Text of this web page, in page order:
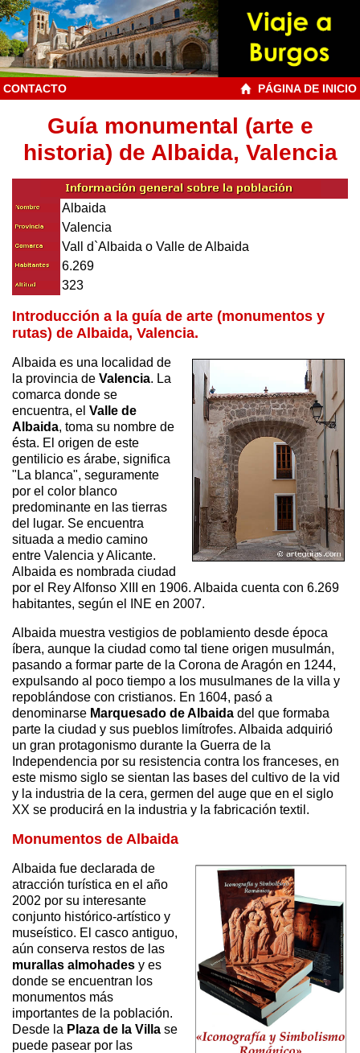
CONTACTO PÁGINA DE INICIO
Guía monumental (arte e
historia) de Albaida, Valencia
Albaida
Valencia
Vall d`Albaida o Valle de Albaida
6.269
323
Introducción a la guía de arte (monumentos y
rutas) de Albaida, Valencia.
Albaida es una localidad de
la provincia de Valencia. La
comarca donde se
encuentra, el Valle de
Albaida, toma su nombre de
ésta. El origen de este
gentilicio es árabe, significa
"La blanca", seguramente
por el color blanco
predominante en las tierras
del lugar. Se encuentra
situada a medio camino
entre Valencia y Alicante.
Albaida es nombrada ciudad
por el Rey Alfonso XIII en 1906. Albaida cuenta con 6.269
habitantes, según el INE en 2007.
Albaida muestra vestigios de poblamiento desde época
íbera, aunque la ciudad como tal tiene origen musulmán,
pasando a formar parte de la Corona de Aragón en 1244,
expulsando al poco tiempo a los musulmanes de la villa y
repoblándose con cristianos. En 1604, pasó a
denominarse Marquesado de Albaida del que formaba
parte la ciudad y sus pueblos limítrofes. Albaida adquirió
un gran protagonismo durante la Guerra de la
Independencia por su resistencia contra los franceses, en
este mismo siglo se sientan las bases del cultivo de la vid
y la industria de la cera, germen del auge que en el siglo
XX se producirá en la industria y la fabricación textil.
Monumentos de Albaida
Albaida fue declarada de
atracción turística en el año
2002 por su interesante
conjunto histórico-artístico y
museístico. El casco antiguo,
aún conserva restos de las
murallas almohades y es
donde se encuentran los
monumentos más
importantes de la población.
Desde la Plaza de la Villa se
puede pasear por las